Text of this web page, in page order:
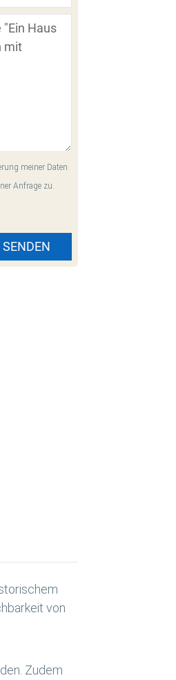
meiner Daten
Anfrage zu.
SENDEN
von
Zudem